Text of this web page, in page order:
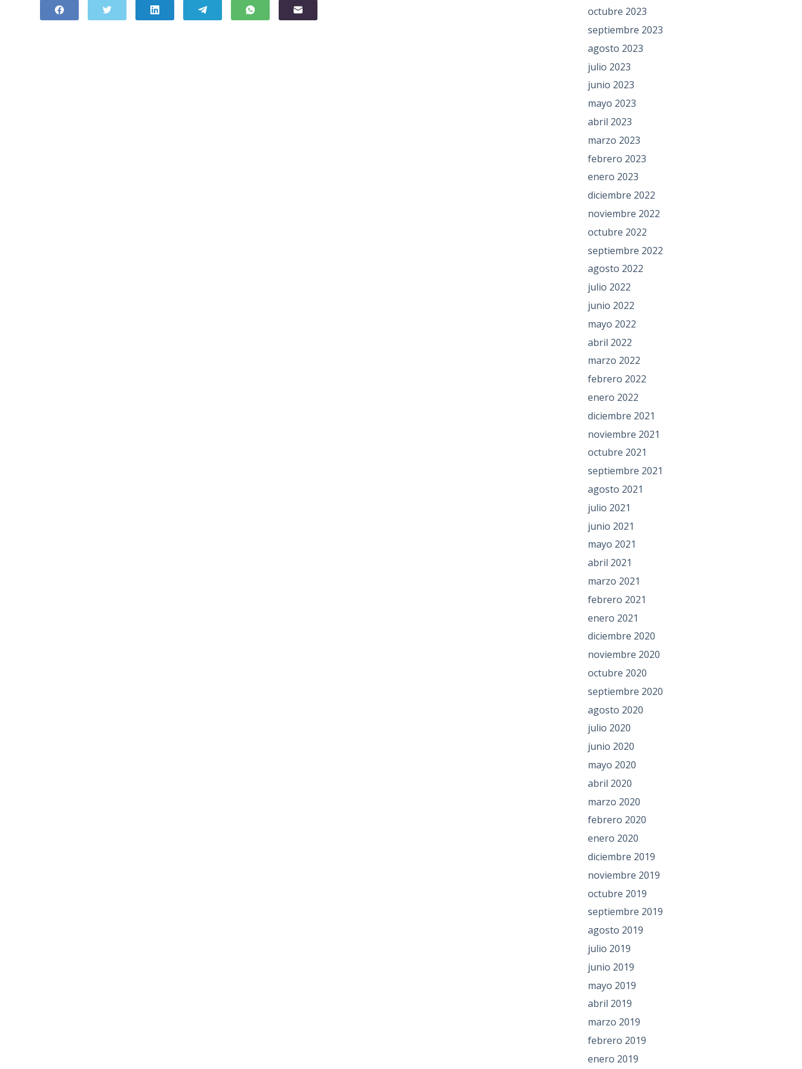
octubre 2023
septiembre 2023
agosto 2023
julio 2023
junio 2023
mayo 2023
abril 2023
marzo 2023
febrero 2023
enero 2023
diciembre 2022
noviembre 2022
octubre 2022
septiembre 2022
agosto 2022
julio 2022
junio 2022
mayo 2022
abril 2022
marzo 2022
febrero 2022
enero 2022
diciembre 2021
noviembre 2021
octubre 2021
septiembre 2021
agosto 2021
julio 2021
junio 2021
mayo 2021
abril 2021
marzo 2021
febrero 2021
enero 2021
diciembre 2020
noviembre 2020
octubre 2020
septiembre 2020
agosto 2020
julio 2020
junio 2020
mayo 2020
abril 2020
marzo 2020
febrero 2020
enero 2020
diciembre 2019
noviembre 2019
octubre 2019
septiembre 2019
agosto 2019
julio 2019
junio 2019
mayo 2019
abril 2019
marzo 2019
febrero 2019
enero 2019